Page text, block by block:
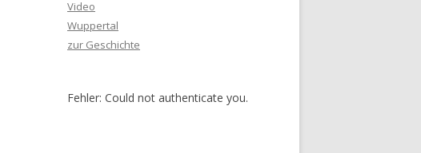
Video
Wuppertal
zur Geschichte
Fehler: Could not authenticate you.